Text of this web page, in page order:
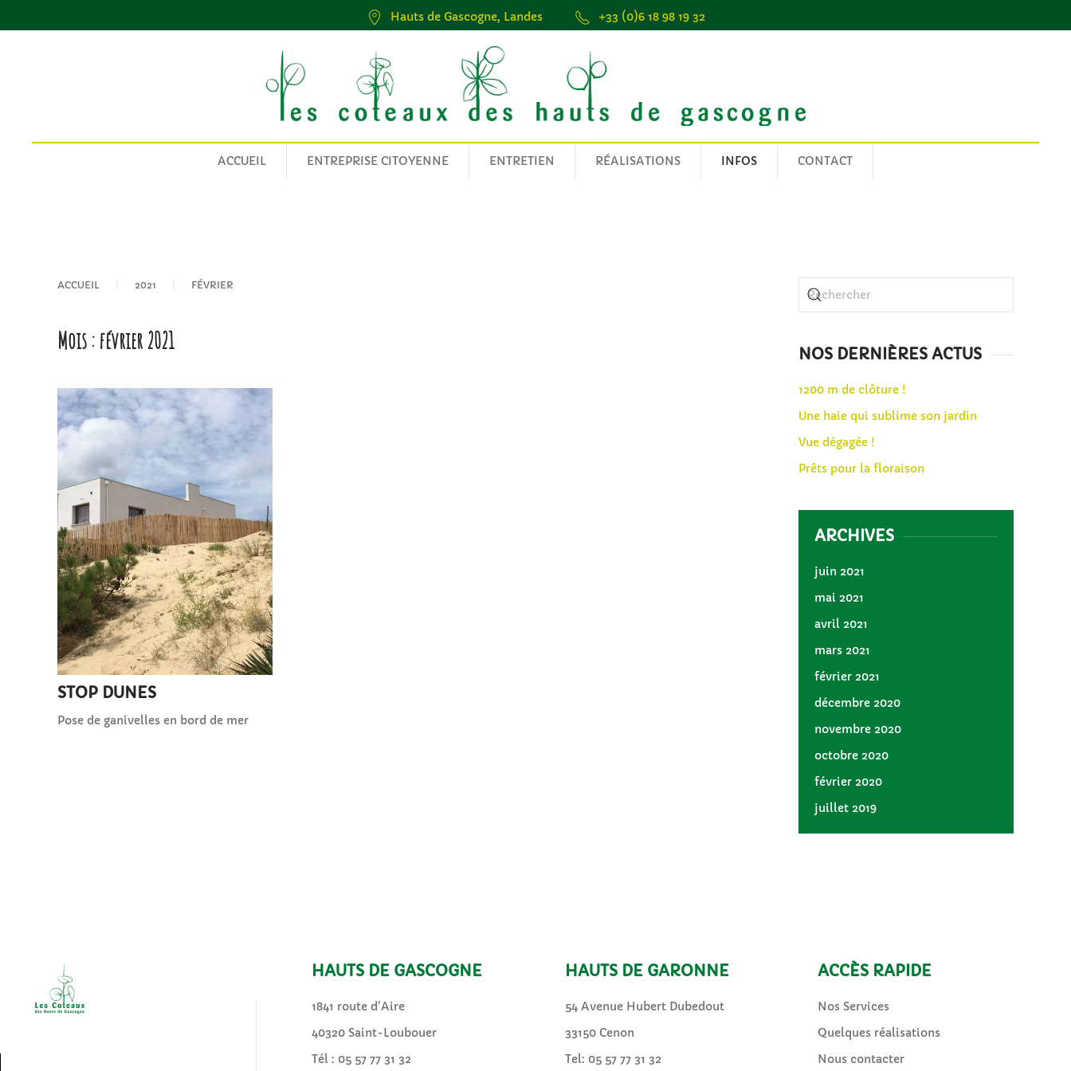
Hauts de Gascogne, Landes +33 (0)6 18 98 19 32
ACCUEIL ENTREPRISE CITOYENNE ENTRETIEN RÉALISATIONS INFOS CONTACT
ACCUEIL 2021 FÉVRIER
Mois : février 2021
STOP DUNES
Pose de ganivelles en bord de mer
NOS DERNIÈRES ACTUS
1200 m de clôture !
Une haie qui sublime son jardin
Vue dégagée !
Prêts pour la floraison
ARCHIVES
juin 2021
mai 2021
avril 2021
mars 2021
février 2021
décembre 2020
novembre 2020
octobre 2020
février 2020
juillet 2019
HAUTS DE GASCOGNE
1841 route d'Aire
40320 Saint-Loubouer
Tél : 05 57 77 31 32
HAUTS DE GARONNE
54 Avenue Hubert Dubedout
33150 Cenon
Tel: 05 57 77 31 32
ACCÈS RAPIDE
Nos Services
Quelques réalisations
Nous contacter